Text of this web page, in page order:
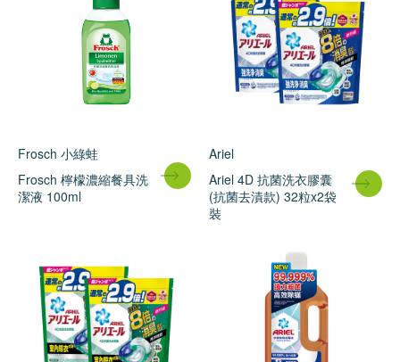
Frosch 小綠蛙
Frosch 檸檬濃縮餐具洗
潔液 100ml
Ariel
Ariel 4D 抗菌洗衣膠囊
(抗菌去漬款) 32粒x2袋
裝